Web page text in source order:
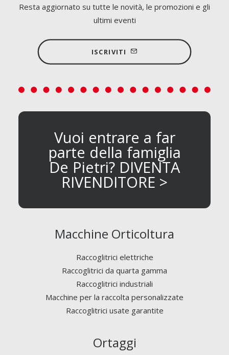
Resta aggiornato su tutte le novità, le promozioni e gli
ultimi eventi
ISCRIVITI
Vuoi entrare a far
parte della famiglia
De Pietri? DIVENTA
RIVENDITORE >
Macchine Orticoltura
Raccoglitrici elettriche
Raccoglitrici da quarta gamma
Raccoglitrici industriali
Macchine per la raccolta personalizzate
Raccoglitrici usate garantite
Ortaggi